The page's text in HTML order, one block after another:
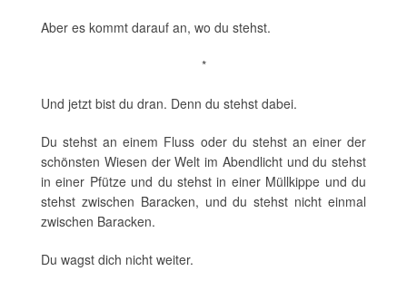
Aber es kommt darauf an, wo du stehst.
*
Und jetzt bist du dran. Denn du stehst dabei.
Du stehst an einem Fluss oder du stehst an einer der
schönsten Wiesen der Welt im Abendlicht und du stehst
in einer Pfütze und du stehst in einer Müllkippe und du
stehst zwischen Baracken, und du stehst nicht einmal
zwischen Baracken.
Du wagst dich nicht weiter.